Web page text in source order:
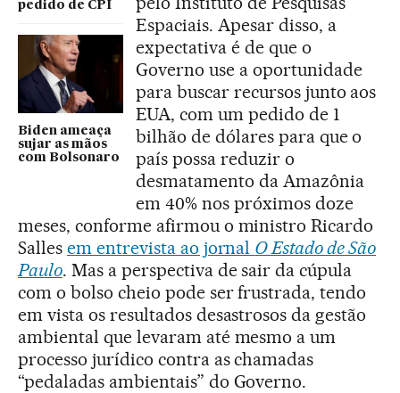
pedido de CPI
Biden ameaça
sujar as mãos
com Bolsonaro
Espaciais. Apesar disso, a
expectativa é de que o
Governo use a oportunidade
para buscar recursos junto aos
EUA, com um pedido de 1
bilhão de dólares para que o
país possa reduzir o
desmatamento da Amazônia
em 40% nos próximos doze
meses, conforme afirmou o ministro Ricardo
Salles em entrevista ao jornal O Estado de São
Paulo. Mas a perspectiva de sair da cúpula
com o bolso cheio pode ser frustrada, tendo
em vista os resultados desastrosos da gestão
ambiental que levaram até mesmo a um
processo jurídico contra as chamadas
“pedaladas ambientais” do Governo.